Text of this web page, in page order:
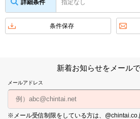
詳細条件 指定なし
条件保存
新着お知らせをメール
メールアドレス
※メール受信制限をしている方は、